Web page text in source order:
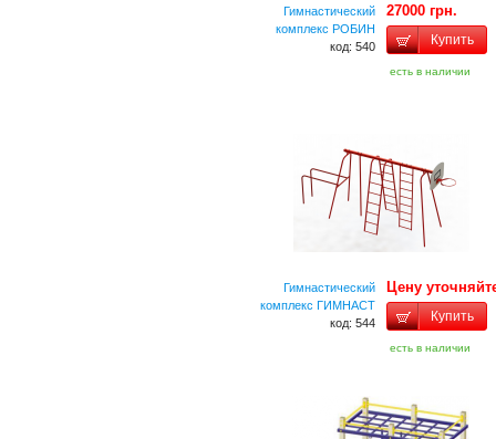
Гимнастический
комплекс РОБИН
код: 540
27000 грн.
Купить
есть в наличии
Гимнастический
комплекс ГИМНАСТ
код: 544
Цену
Купить
есть в наличии